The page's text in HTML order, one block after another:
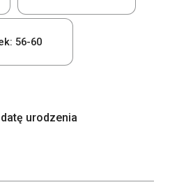
56-60
urodzenia